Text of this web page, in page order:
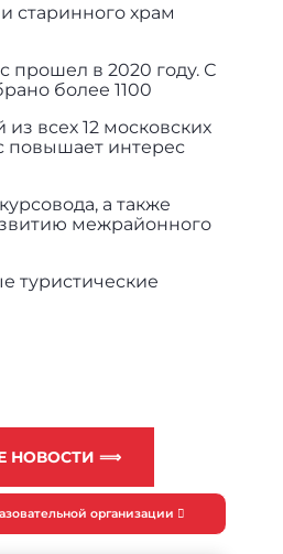
старинного храм
прошел в 2020 году. С
более 1100
всех 12 московских
повышает интерес
а также
межрайонного
туристические
НОВОСТИ ⟹
организации